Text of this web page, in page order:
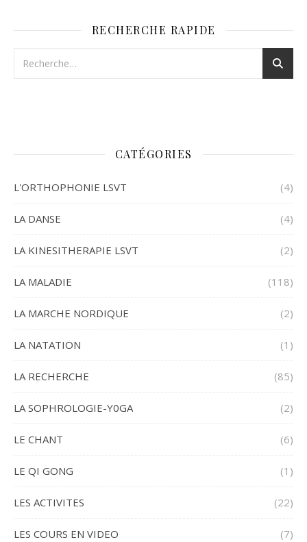
RECHERCHE RAPIDE
CATÉGORIES
L'ORTHOPHONIE LSVT (4)
LA DANSE (4)
LA KINESITHERAPIE LSVT (2)
LA MALADIE (118)
LA MARCHE NORDIQUE (2)
LA NATATION (1)
LA RECHERCHE (85)
LA SOPHROLOGIE-Y0GA (2)
LE CHANT (6)
LE QI GONG (1)
LES ACTIVITES (22)
LES COURS EN VIDEO (7)